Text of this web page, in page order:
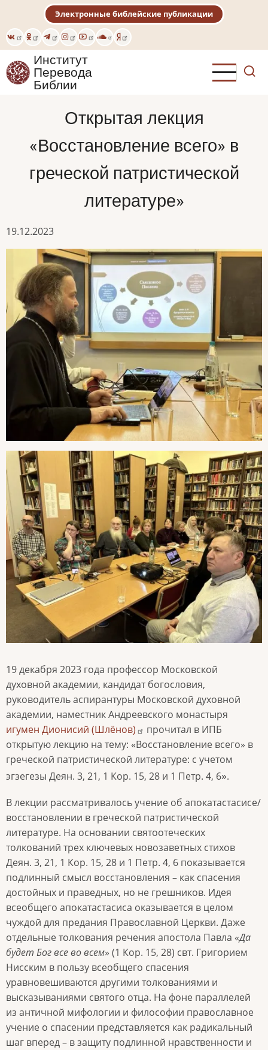
основному
содержанию
Электронные библейские публикации
Институт
Перевода
Библии
Открытая лекция
«Восстановление всего» в
греческой патристической
литературе»
19.12.2023
19 декабря 2023 года профессор Московской
духовной академии, кандидат богословия,
руководитель аспирантуры Московской духовной
академии, наместник Андреевского монастыря
игумен Дионисий (Шлёнов)
прочитал в ИПБ
открытую лекцию на тему: «Восстановление всего» в
греческой патристической литературе: с учетом
эгзегезы Деян. 3, 21, 1 Кор. 15, 28 и 1 Петр. 4, 6».
В лекции рассматривалось учение об апокатастасисе/
восстановлении в греческой патристической
литературе. На основании святоотеческих
толкований трех ключевых новозаветных стихов
Деян. 3, 21, 1 Кор. 15, 28 и 1 Петр. 4, 6 показывается
подлинный смысл восстановления – как спасения
достойных и праведных, но не грешников. Идея
всеобщего апокатастасиса оказывается в целом
чуждой для предания Православной Церкви. Даже
отдельные толкования речения апостола Павла «Да
будет Бог все во всем» (1 Кор. 15, 28) свт. Григорием
Нисским в пользу всеобщего спасения
уравновешиваются другими толкованиями и
высказываниями святого отца. На фоне параллелей
из античной мифологии и философии православное
учение о спасении представляется как радикальный
шаг вперед – в защиту подлинной нравственности и